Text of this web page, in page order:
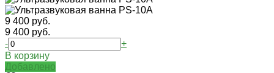
9 400 руб.
9 400 руб.
-
+
В корзину
Добавлено